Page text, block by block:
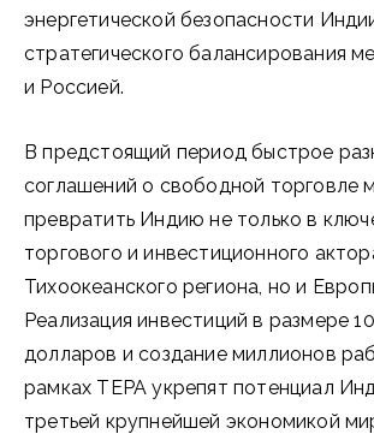
энергетической безопасности
стратегического балансирования
и Россией.
В предстоящий период быстрое
соглашений о свободной торговле
превратить Индию не только в
торгового и инвестиционного
Тихоокеанского региона, но и
Реализация инвестиций в размере
долларов и создание миллионов
рамках TEPA укрепят потенциал
третьей крупнейшей экономикой